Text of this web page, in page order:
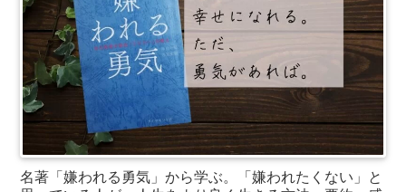
名著「嫌われる勇気」から学ぶ。「嫌われたくない」と